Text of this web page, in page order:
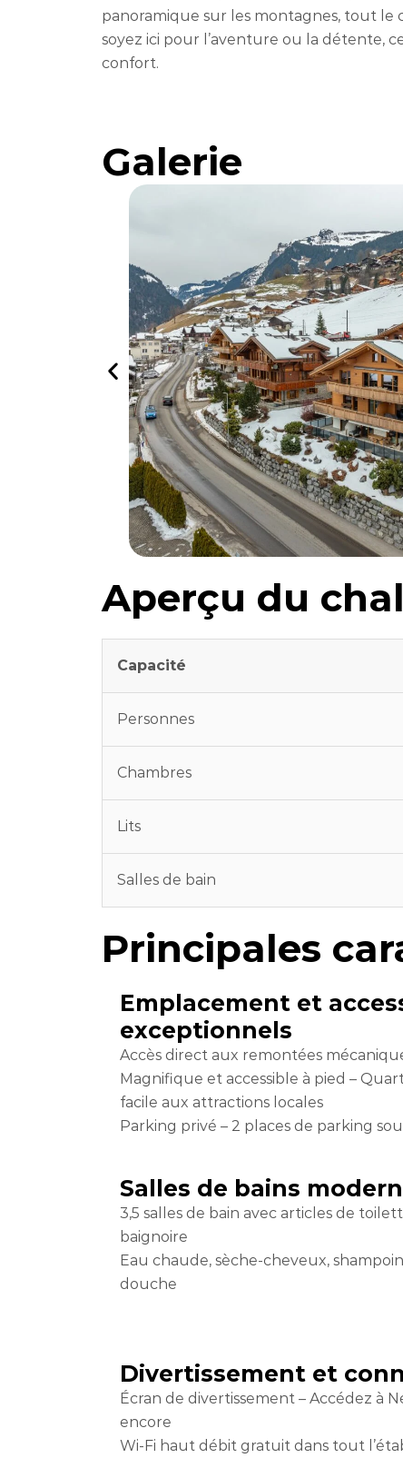
panoramique sur les montagnes, tout le
soyez ici pour l’aventure ou la détente,
confort.
Galerie
Aperçu du
Capacité
Personnes
Chambres
Lits
Salles de bain
Principales
Emplacement et
exceptionnels
Accès direct aux remontées
Magnifique et accessible à pied –
facile aux attractions locales
Parking privé – 2 places de parking
Salles de bains
3,5 salles de bain avec articles de
baignoire
Eau chaude, sèche-cheveux,
douche
Divertissement et
Écran de divertissement – ​​Accédez à
encore
Wi-Fi haut débit gratuit dans tout